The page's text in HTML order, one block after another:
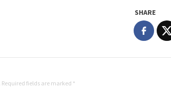
SHARE
Required fields are marked *